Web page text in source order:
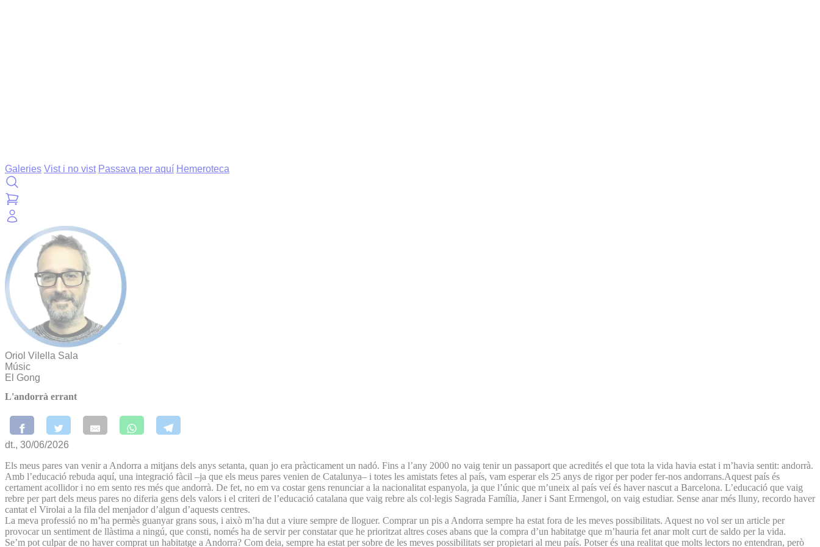
Galeries Vist i no vist Passava per aquí Hemeroteca
Oriol Vilella Sala
Músic
El Gong
L'andorrà errant
dt., 30/06/2026
Els meus pares van venir a Andorra a mitjans dels anys setanta, quan jo era pràcticament un nadó. Fins a l’any 2000 no vaig tenir un passaport que acredités el que tota la vida havia estat i m’havia sentit: andorrà.
Amb l’educació rebuda aquí, una integració fàcil –ja que els meus pares venien de Catalunya– i totes les amistats fetes al país, vam esperar els 25 anys de rigor per poder fer-nos andorrans.Aquest país és
certament acollidor i no em sento res més que andorrà. De fet, no em va costar gens renunciar a la nacionalitat espanyola, ja que l’únic que m’uneix al país veí és haver nascut a Barcelona. L’educació que vaig
rebre per part dels meus pares no diferia gens dels valors i el criteri de l’educació catalana que vaig rebre als col·legis Sagrada Família, Janer i Sant Ermengol, on vaig estudiar. Sense anar més lluny, recordo haver
cantat el Virolai a la fila del menjador d’algun d’aquests centres.
La meva professió no m’ha permès guanyar grans sous, i això m’ha dut a viure sempre de lloguer. Comprar un pis a Andorra sempre ha estat fora de les meves possibilitats. Aquest no vol ser un article per
provocar un sentiment de llàstima a ningú, que consti, només ha de servir per constatar que he prioritzat altres coses abans que la compra d’un habitatge que m’hauria fet anar molt curt de saldo per la vida.
Se’m pot culpar de no haver comprat un habitatge a Andorra? Com deia, sempre ha estat per sobre de les meves possibilitats ser propietari al meu país. Potser és una realitat que molts lectors no entendran, però